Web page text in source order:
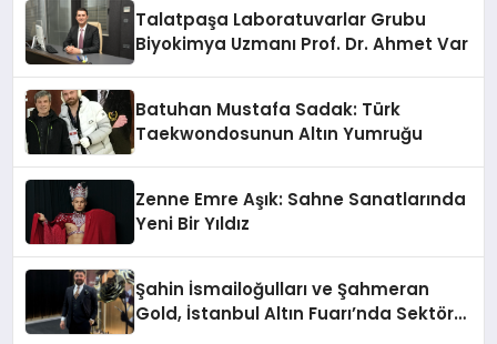
Talatpaşa Laboratuvarlar Grubu
Biyokimya Uzmanı Prof. Dr. Ahmet Var
Batuhan Mustafa Sadak: Türk
Taekwondosunun Altın Yumruğu
Zenne Emre Aşık: Sahne Sanatlarında
Yeni Bir Yıldız
Şahin İsmailoğulları ve Şahmeran
Gold, İstanbul Altın Fuarı’nda Sektöre